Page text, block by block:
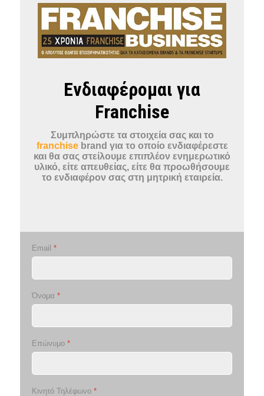
Ενδιαφέρομαι για
Franchise
Συμπληρώστε τα στοιχεία σας και το
franchisebrand για το οποίο ενδιαφέρεστε
και θα σας στείλουμε επιπλέον ενημερωτικό
υλικό, είτε απευθείας, είτε θα προωθήσουμε
το ενδιαφέρον σας στη μητρική εταιρεία.
Email *
Όνομα *
Επώνυμο *
Κινητό Τηλέφωνο *